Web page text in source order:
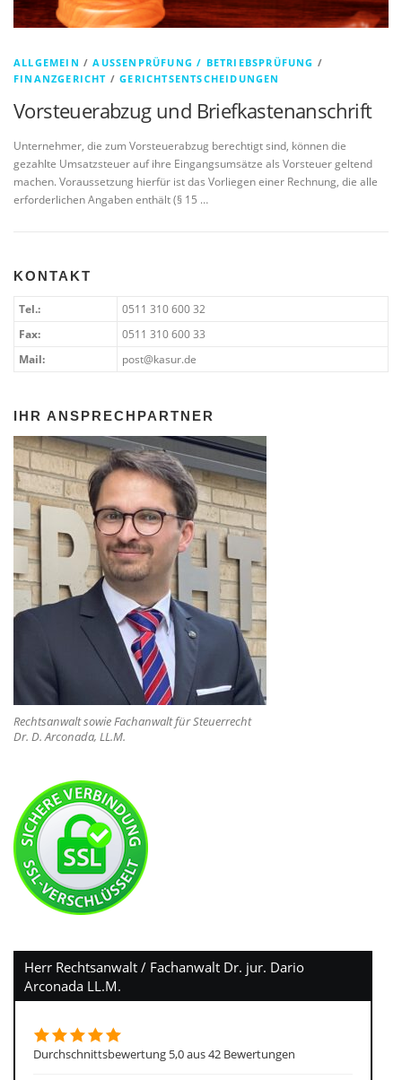
ALLGEMEIN /AUSSENPRÜFUNG / BETRIEBSPRÜFUNG
/
FINANZGERICHT /GERICHTSENTSCHEIDUNGEN
Vorsteuerabzug und Briefkastenanschrift
Unternehmer, die zum Vorsteuerabzug berechtigt sind, können die
gezahlte Umsatzsteuer auf ihre Eingangsumsätze als Vorsteuer geltend
machen. Voraussetzung hierfür ist das Vorliegen einer Rechnung, die alle
erforderlichen Angaben enthält (§ 15 …
KONTAKT
Tel.:
0511 310 600 32
Fax:
0511 310 600 33
Mail:
post@kasur.de
IHR ANSPRECHPARTNER
Rechtsanwalt sowie Fachanwalt für Steuerrecht
Dr. D. Arconada, LL.M.
Herr Rechtsanwalt / Fachanwalt Dr. jur. Dario
Arconada LL.M.
Durchschnittsbewertung 5,0 aus 42 Bewertungen